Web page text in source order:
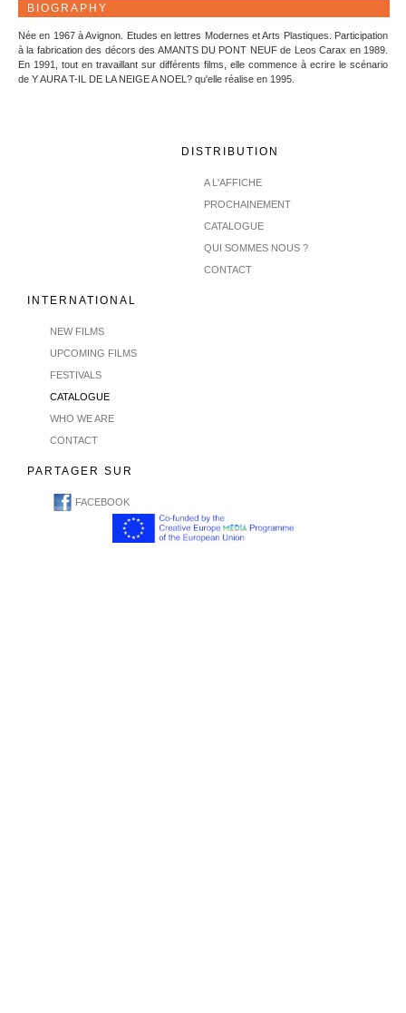
BIOGRAPHY
Née en 1967 à Avignon. Etudes en lettres Modernes et Arts Plastiques. Participation
à la fabrication des décors des AMANTS DU PONT NEUF de Leos Carax en 1989.
En 1991, tout en travaillant sur différents films, elle commence à ecrire le scénario
de Y AURA T-IL DE LA NEIGE A NOEL? qu'elle réalise en 1995.
DISTRIBUTION
A L'AFFICHE
PROCHAINEMENT
CATALOGUE
QUI SOMMES NOUS ?
CONTACT
INTERNATIONAL
NEW FILMS
UPCOMING FILMS
FESTIVALS
CATALOGUE
WHO WE ARE
CONTACT
PARTAGER SUR
FACEBOOK